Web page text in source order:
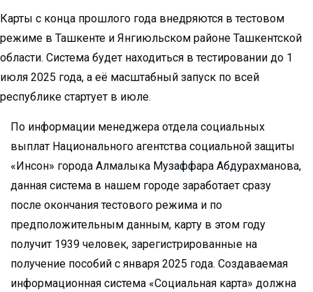
Карты с конца прошлого года внедряются в тестовом
режиме в Ташкенте и Янгиюльском районе Ташкентской
области. Система будет находиться в тестировании до 1
июля 2025 года, а её масштабный запуск по всей
республике стартует в июле.
По информации менеджера отдела социальных
выплат Национального агентства социальной защиты
«Инсон» города Алмалыка Музаффара Абдурахманова,
данная система в нашем городе заработает сразу
после окончания тестового режима и по
предположительным данным, карту в этом году
получит 1939 человек, зарегистрированные на
получение пособий с января 2025 года. Создаваемая
информационная система «Социальная карта» должна